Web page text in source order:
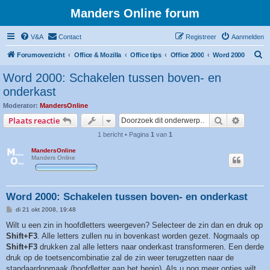
Manders Online forum
V&A Contact Aanmelden
Registreer
Forumoverzicht Office & Mozilla Office tips Office 2000 Word 2000
Word 2000: Schakelen tussen boven- en
onderkast
Moderator: MandersOnline
Plaats reactie Zoek
1 bericht • Pagina 1 van 1
MandersOnline
Manders Online
Word 2000: Schakelen tussen boven- en onderkast
B
r
c
h
di 21 okt 2008, 19:48
Wilt u een zin in hoofdletters weergeven? Selecteer de zin dan en druk op
Shift+F3 . Alle letters zullen nu in bovenkast worden gezet. Nogmaals op
Shift+F3 drukken zal alle letters naar onderkast transformeren. Een derde
druk op de toetsencombinatie zal de zin weer terugzetten naar de